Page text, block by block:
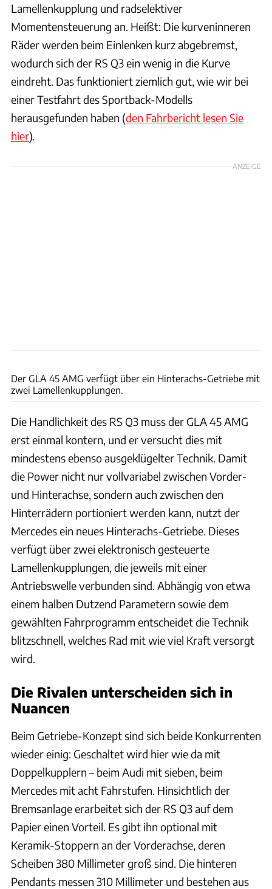
Lamellenkupplung und radselektiver
Momentensteuerung an. Heißt: Die kurveninneren
Räder werden beim Einlenken kurz abgebremst,
wodurch sich der RS Q3 ein wenig in die Kurve
eindreht. Das funktioniert ziemlich gut, wie wir bei
einer Testfahrt des Sportback-Modells
herausgefunden haben (den Fahrbericht lesen Sie
hier).
ANZEIGE
Der GLA 45 AMG verfügt über ein Hinterachs-Getriebe mit
zwei Lamellenkupplungen.
Die Handlichkeit des RS Q3 muss der GLA 45 AMG
erst einmal kontern, und er versucht dies mit
mindestens ebenso ausgeklügelter Technik. Damit
die Power nicht nur vollvariabel zwischen Vorder-
und Hinterachse, sondern auch zwischen den
Hinterrädern portioniert werden kann, nutzt der
Mercedes ein neues Hinterachs-Getriebe. Dieses
verfügt über zwei elektronisch gesteuerte
Lamellenkupplungen, die jeweils mit einer
Antriebswelle verbunden sind. Abhängig von etwa
einem halben Dutzend Parametern sowie dem
gewählten Fahrprogramm entscheidet die Technik
blitzschnell, welches Rad mit wie viel Kraft versorgt
wird.
Die Rivalen unterscheiden sich in
Nuancen
Beim Getriebe-Konzept sind sich beide Konkurrenten
wieder einig: Geschaltet wird hier wie da mit
Doppelkupplern – beim Audi mit sieben, beim
Mercedes mit acht Fahrstufen. Hinsichtlich der
Bremsanlage erarbeitet sich der RS Q3 auf dem
Papier einen Vorteil. Es gibt ihn optional mit
Keramik-Stoppern an der Vorderachse, deren
Scheiben 380 Millimeter groß sind. Die hinteren
Pendants messen 310 Millimeter und bestehen aus